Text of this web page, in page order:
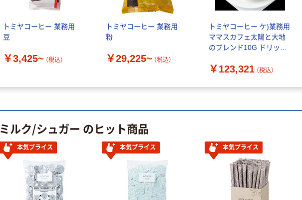
トミヤコーヒー 業務用
豆
￥3,425~ （税込）
トミヤコーヒー 業務用
粉
￥29,225~ （税込）
トミヤコーヒー ケ)業務用
ママスカフェ太陽と大地
のブレンド10G ドリップ
10G×50×16 常温（直送
￥123,321 （税込）
ミルク/シュガー のヒット商品
本気プライス 本気プライス 本気プライス